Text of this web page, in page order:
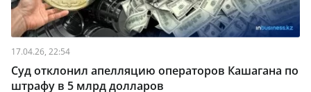
17.04.26, 22:54
Суд отклонил апелляцию операторов Кашагана по
штрафу в 5 млрд долларов